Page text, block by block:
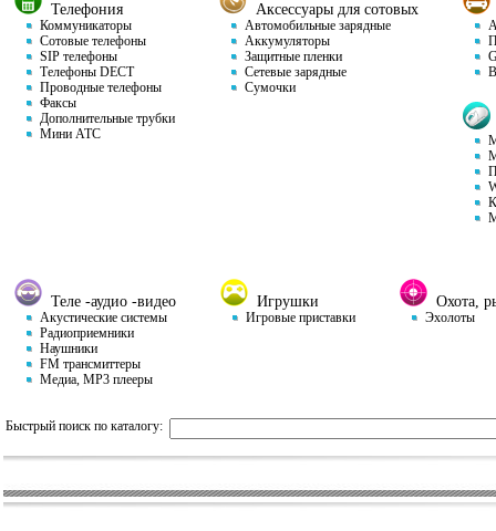
Телефония
Коммуникаторы
Сотовые телефоны
SIP телефоны
Телефоны DECT
Проводные телефоны
Факсы
Дополнительные трубки
Мини АТС
Аксессуары для сотовых
Автомобильные зарядные
Аккумуляторы
Защитные пленки
Сетевые зарядные
Сумочки
Теле -аудио -видео
Акустические системы
Радиоприемники
Наушники
FM трансмиттеры
Медиа, MP3 плееры
Игрушки
Игровые приставки
Охота,
Эхолоты
Быстрый поиск по каталогу: